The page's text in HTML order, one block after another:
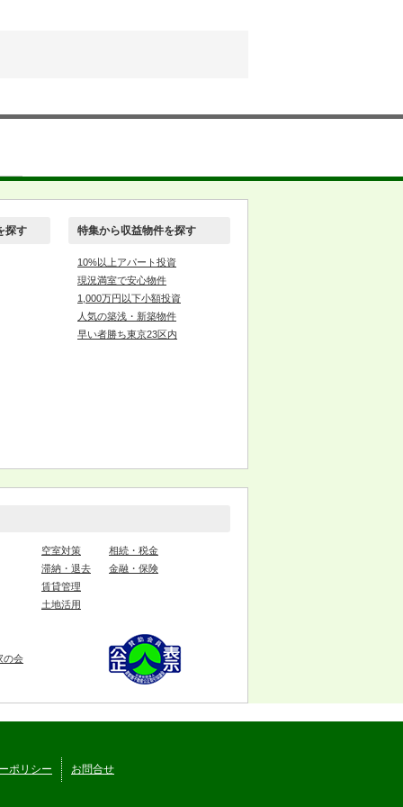
探す 特集から収益物件を探す
10%以上アパート投資
現況満室で安心物件
1,000万円以下小額投資
人気の築浅・新築物件
早い者勝ち東京23区内
の会
空室対策
滞納・退去
賃貸管理
土地活用
相続・税金
金融・保険
ポリシー お問合せ